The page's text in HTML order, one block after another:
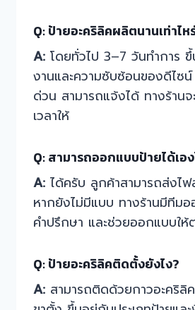
Q: ป้ายอะคริลิคผลิตนานเท่าไห
A:โดยทั่วไป 3–7 วันทำการ
งานและความซับซ้อนของดีไซ
ด่วน สามารถแจ้งได้ ทางร้าน
เวลาให้
Q: สามารถออกแบบป้ายได้เอ
A:ได้ครับ ลูกค้าสามารถส่งไฟ
หากยังไม่มีแบบ ทางร้านมีทีม
คำปรึกษา และช่วยออกแบบให้
Q: ป้ายอะคริลิคติดตั้งยังไง?
A:สามารถติดด้วยกาวอะคริลิ